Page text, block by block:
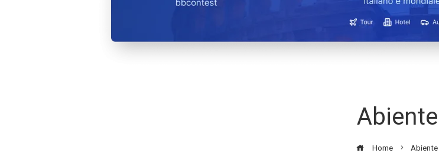
Abiente
Home Abiente